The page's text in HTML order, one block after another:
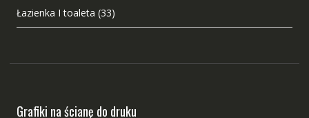
Łazienka I toaleta (33)
Grafiki na ścianę do druku